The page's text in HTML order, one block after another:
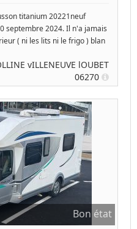
titanium 20221neuf
septembre 2024. Il n'a jamais
( ni les lits ni le frigo ) blan
vILLENEUVE lOUBET
06270
Bon état